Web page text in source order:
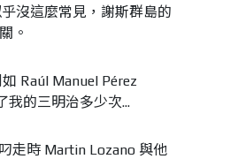
沒這麼常見，謝斯群島的
。
Raúl Manuel Pérez
我的三明治多少次...
走時 Martin Lozano 與他